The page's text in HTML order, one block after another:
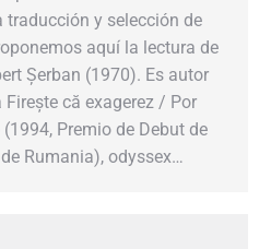
y selección de
aquí la lectura de
Șerban (1970). Es autor
că exagerez / Por
Premio de Debut de
Rumania), odyssex…